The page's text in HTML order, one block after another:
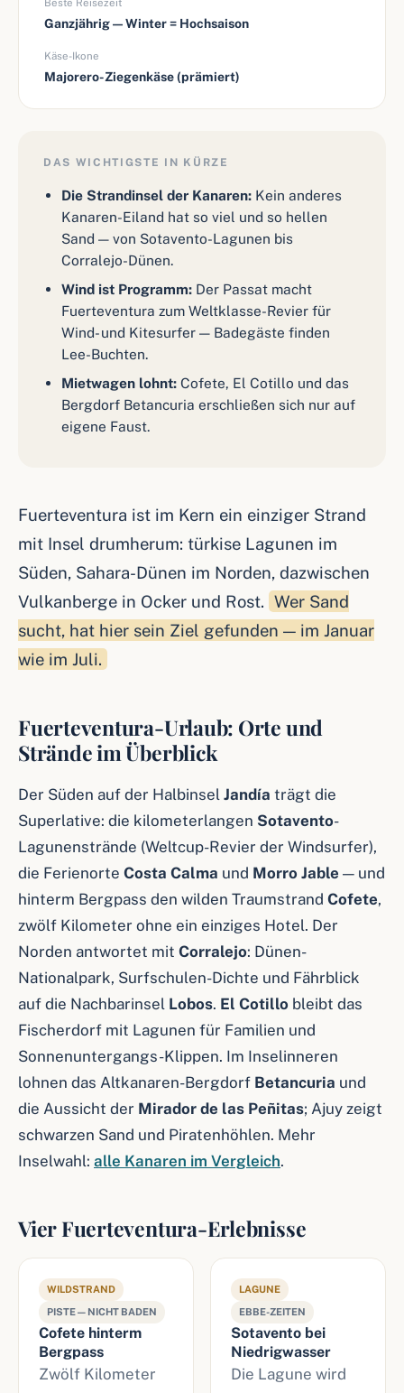
Beste Reisezeit
Ganzjährig — Winter = Hochsaison
Käse-Ikone
Majorero-Ziegenkäse (prämiert)
DAS WICHTIGSTE IN KÜRZE
Die Strandinsel der Kanaren: Kein anderes
Kanaren-Eiland hat so viel und so hellen
Sand — von Sotavento-Lagunen bis
Corralejo-Dünen.
Wind ist Programm: Der Passat macht
Fuerteventura zum Weltklasse-Revier für
Wind- und Kitesurfer — Badegäste finden
Lee-Buchten.
Mietwagen lohnt: Cofete, El Cotillo und das
Bergdorf Betancuria erschließen sich nur auf
eigene Faust.
Fuerteventura ist im Kern ein einziger Strand
mit Insel drumherum: türkise Lagunen im
Süden, Sahara-Dünen im Norden, dazwischen
Vulkanberge in Ocker und Rost. Wer Sand
sucht, hat hier sein Ziel gefunden — im Januar
wie im Juli.
Fuerteventura-Urlaub: Orte und
Strände im Überblick
Der Süden auf der Halbinsel Jandía trägt die
Superlative: die kilometerlangen Sotavento-
Lagunenstrände (Weltcup-Revier der Windsurfer),
die Ferienorte Costa Calma und Morro Jable — und
hinterm Bergpass den wilden Traumstrand Cofete,
zwölf Kilometer ohne ein einziges Hotel. Der
Norden antwortet mit Corralejo: Dünen-
Nationalpark, Surfschulen-Dichte und Fährblick
auf die Nachbarinsel Lobos. El Cotillo bleibt das
Fischerdorf mit Lagunen für Familien und
Sonnenuntergangs-Klippen. Im Inselinneren
lohnen das Altkanaren-Bergdorf Betancuria und
die Aussicht der Mirador de las Peñitas; Ajuy zeigt
schwarzen Sand und Piratenhöhlen. Mehr
Inselwahl: alle Kanaren im Vergleich.
Vier Fuerteventura-Erlebnisse
WILDSTRAND
PISTE — NICHT BADEN
Cofete hinterm
Bergpass
Zwölf Kilometer
LAGUNE
EBBE-ZEITEN
Sotavento bei
Niedrigwasser
Die Lagune wird